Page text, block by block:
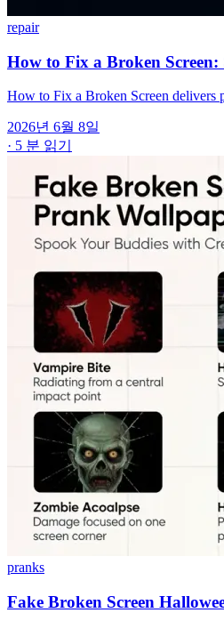
repair
How to Fix a Broken
How to Fix a Broken Screen delivers
2026년 6월 8일
· 5 분 읽기
pranks
Fake Broken Screen